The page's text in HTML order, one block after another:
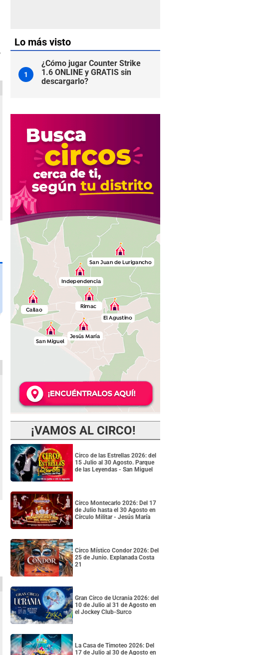
Lo más visto
1
¿Cómo jugar Counter Strike
1.6 ONLINE y GRATIS sin
descargarlo?
¡VAMOS AL CIRCO!
Circo de las Estrellas 2026: del
15 Julio al 30 Agosto. Parque
de las Leyendas - San Miguel
Circo Montecarlo 2026: Del 17
de Julio hasta el 30 Agosto en
Círculo Militar - Jesús María
Circo Místico Condor 2026: Del
25 de Junio. Explanada Costa
21
Gran Circo de Ucrania 2026: del
10 de Julio al 31 de Agosto en
el Jockey Club-Surco
La Casa de Timoteo 2026: Del
17 de Julio al 30 de Agosto en